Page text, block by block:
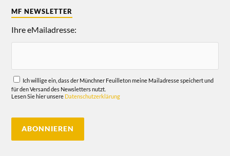
MF NEWSLETTER
Ihre eMailadresse:
Ich willige ein, dass der Münchner Feuilleton meine Mailadresse speichert und
für den Versand des Newsletters nutzt.
Lesen Sie hier unsere Datenschutzerklärung